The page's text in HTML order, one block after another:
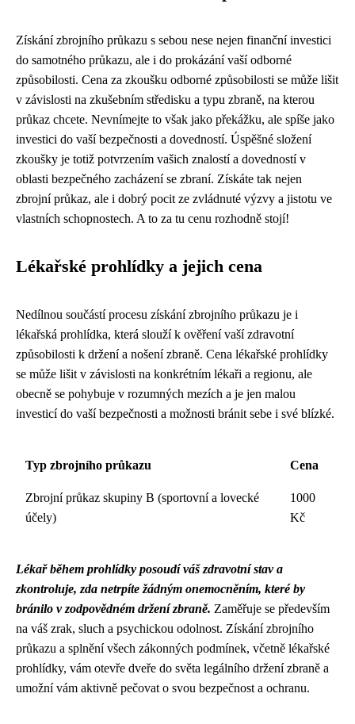
Získání zbrojního průkazu s sebou nese nejen finanční investici
do samotného průkazu, ale i do prokázání vaší odborné
způsobilosti. Cena za zkoušku odborné způsobilosti se může lišit
v závislosti na zkušebním středisku a typu zbraně, na kterou
průkaz chcete. Nevnímejte to však jako překážku, ale spíše jako
investici do vaší bezpečnosti a dovedností. Úspěšné složení
zkoušky je totiž potvrzením vašich znalostí a dovedností v
oblasti bezpečného zacházení se zbraní. Získáte tak nejen
zbrojní průkaz, ale i dobrý pocit ze zvládnuté výzvy a jistotu ve
vlastních schopnostech. A to za tu cenu rozhodně stojí!
Lékařské prohlídky a jejich cena
Nedílnou součástí procesu získání zbrojního průkazu je i
lékařská prohlídka, která slouží k ověření vaší zdravotní
způsobilosti k držení a nošení zbraně. Cena lékařské prohlídky
se může lišit v závislosti na konkrétním lékaři a regionu, ale
obecně se pohybuje v rozumných mezích a je jen malou
investicí do vaší bezpečnosti a možnosti bránit sebe i své blízké.
Typ zbrojního průkazu Cena
Zbrojní průkaz skupiny B (sportovní a lovecké
účely)
1000
Kč
Lékař během prohlídky posoudí váš zdravotní stav a
zkontroluje, zda netrpíte žádným onemocněním, které by
bránilo v zodpovědném držení zbraně. Zaměřuje se především
na váš zrak, sluch a psychickou odolnost. Získání zbrojního
průkazu a splnění všech zákonných podmínek, včetně lékařské
prohlídky, vám otevře dveře do světa legálního držení zbraně a
umožní vám aktivně pečovat o svou bezpečnost a ochranu.